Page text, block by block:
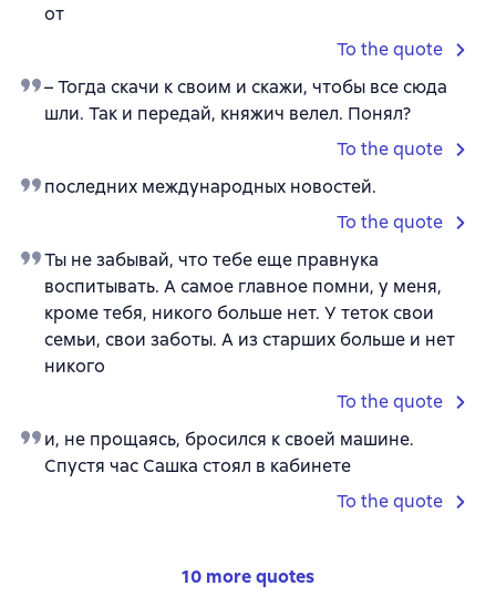
от
To the quote
– Тогда скачи к своим и скажи, чтобы все сюда
шли. Так и передай, княжич велел. Понял?
To the quote
последних международных новостей.
To the quote
Ты не забывай, что тебе еще правнука
воспитывать. А самое главное помни, у меня,
кроме тебя, никого больше нет. У теток свои
семьи, свои заботы. А из старших больше и нет
никого
To the quote
и, не прощаясь, бросился к своей машине.
Спустя час Сашка стоял в кабинете
To the quote
10 more quotes